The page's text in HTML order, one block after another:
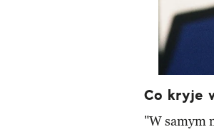
Co kryje
"W samym